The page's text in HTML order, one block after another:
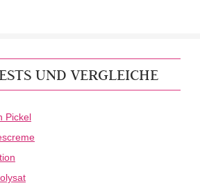
UND VERGLEICHE
Pickel